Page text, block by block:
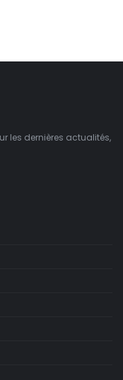
les dernières actualités,